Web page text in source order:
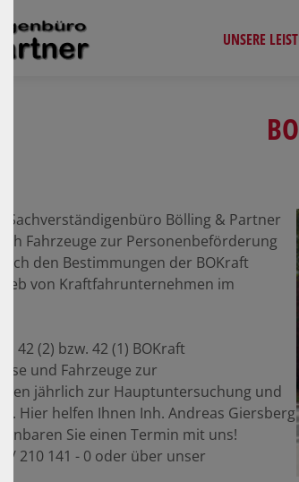
UNSERE
Sachverständigenbüro Bölling & Partner
Fahrzeuge zur Personenbeförderung
den Bestimmungen der BOKraft
von Kraftfahrunternehmen im
42 (2) bzw. 42 (1) BOKraft
und Fahrzeuge zur
jährlich zur Hauptuntersuchung und
Hier helfen Ihnen Inh. Andreas Giersberg
Sie einen Termin mit uns!
/ 210 141 - 0 oder über unser